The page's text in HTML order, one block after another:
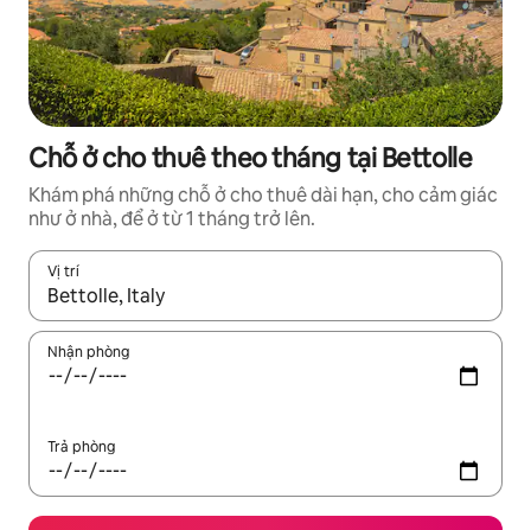
Chỗ ở cho thuê theo tháng tại Bettolle
Khám phá những chỗ ở cho thuê dài hạn, cho cảm giác
như ở nhà, để ở từ 1 tháng trở lên.
Vị trí
Khi có kết quả, hãy điều hướng bằng phím mũi tên lên và
Nhận phòng
Trả phòng